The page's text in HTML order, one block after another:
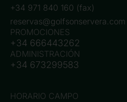
+34 971 840 160 (fax)
reservas@golfsonservera.com
PROMOCIONES
+34 666443262
ADMINISTRACIÓN
+34 673299583
HORARIO CAMPO